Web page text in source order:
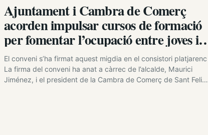
Ajuntament i Cambra de Comerç
acorden impulsar cursos de formació
per fomentar l’ocupació entre joves i
majors de 45 anys
El conveni s’ha firmat aquest migdia en el consistori platjarenc
La firma del conveni ha anat a càrrec de l’alcalde, Maurici
Jiménez, i el president de la Cambra de Comerç de Sant Feliu,